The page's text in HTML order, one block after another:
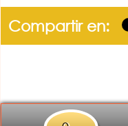
Compartir en: